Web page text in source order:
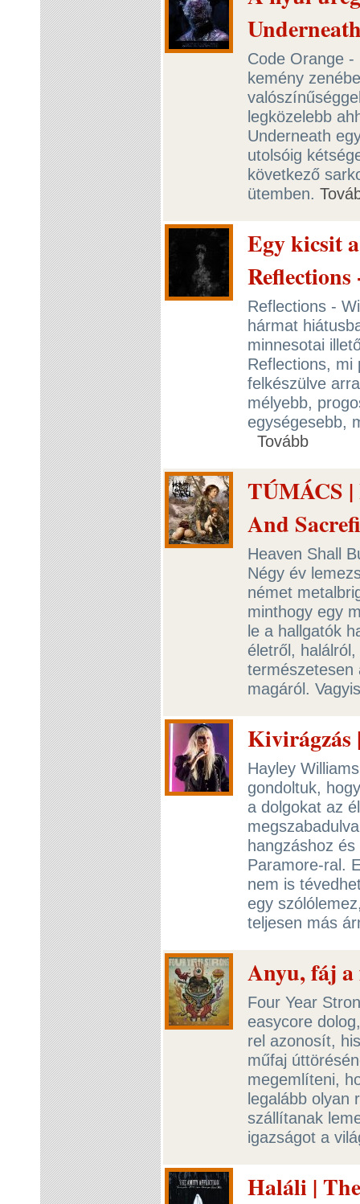
Code Orange
kemény
legközelebb
Underneath
utolsóig
következő
ütemben.
Egy kicsit
Reflections -
hármat
minnesotai
Reflections, mi
felkészülve
mélyebb,
egységesebb,
Tovább
TÚMÁCS
And
Heaven Shall
Négy év
német
minthogy egy
le a hallgatók
életről,
természetesen
magáról.
Kivirágzás
Hayley
gondoltuk,
a dolgokat az
hangzáshoz
Paramore-ral.
nem is
egy
teljesen más
Anyu, fáj a
Four Year
easycore
rel azonosít,
műfaj
megemlíteni,
legalább olyan
szállítanak
igazságot a
Haláli |